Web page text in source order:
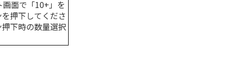
面で「10+」を
押下してくださ
下時の数量選択